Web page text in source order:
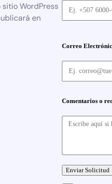
sitio WordPress
en
Correo
Comentarios o